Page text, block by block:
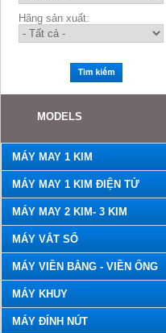
Hãng sản xuất:
MODELS
MÁY MAY 1 KIM
MÁY MAY 1 KIM ĐIỆN TỬ
MÁY MAY 2 KIM- 3 KIM
MÁY VẮT SỔ
MÁY VIỀN BẰNG - VIỀN ỐNG
MÁY KHUY
MÁY ĐÍNH NÚT